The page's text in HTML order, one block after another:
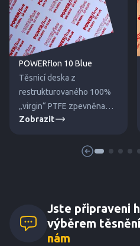
POWERflon 10 Blue
Těsnicí deska z
restrukturovaného 100%
„virgin“ PTFE zpevněna
dutými skleněnými
Zobrazit
Jste připraveni
výběrem
nám